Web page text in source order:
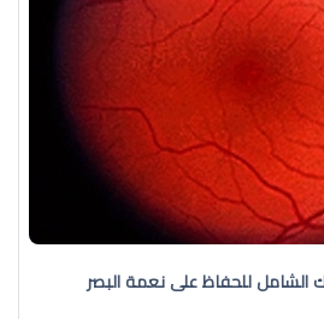
الشامل للحفاظ على نعمة البصر